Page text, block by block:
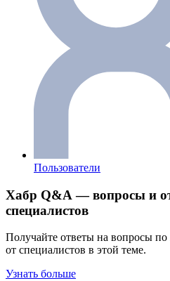
Пользователи
Хабр Q&A — вопросы и
специалистов
Получайте ответы на вопросы
от специалистов в этой теме.
Узнать больше